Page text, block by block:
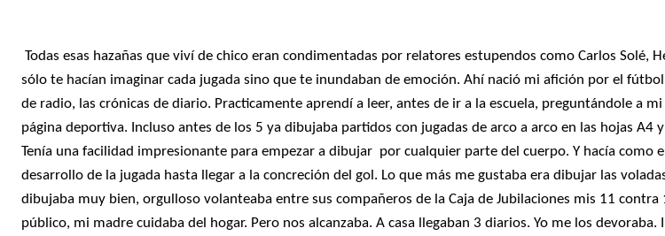
Todas esas hazañas que viví de chico eran condimentadas por relatores estupendos como Carlos Solé,
sólo te hacían imaginar cada jugada sino que te inundaban de emoción. Ahí nació mi afición por el
de radio, las crónicas de diario. Practicamente aprendí a leer, antes de ir a la escuela, preguntándole a
página deportiva. Incluso antes de los 5 ya dibujaba partidos con jugadas de arco a arco en las hojas A4
Tenía una facilidad impresionante para empezar a dibujar por cualquier parte del cuerpo. Y hacía como
desarrollo de la jugada hasta llegar a la concreción del gol. Lo que más me gustaba era dibujar las
dibujaba muy bien, orgulloso volanteaba entre sus compañeros de la Caja de Jubilaciones mis 11
público, mi madre cuidaba del hogar. Pero nos alcanzaba. A casa llegaban 3 diarios. Yo me los